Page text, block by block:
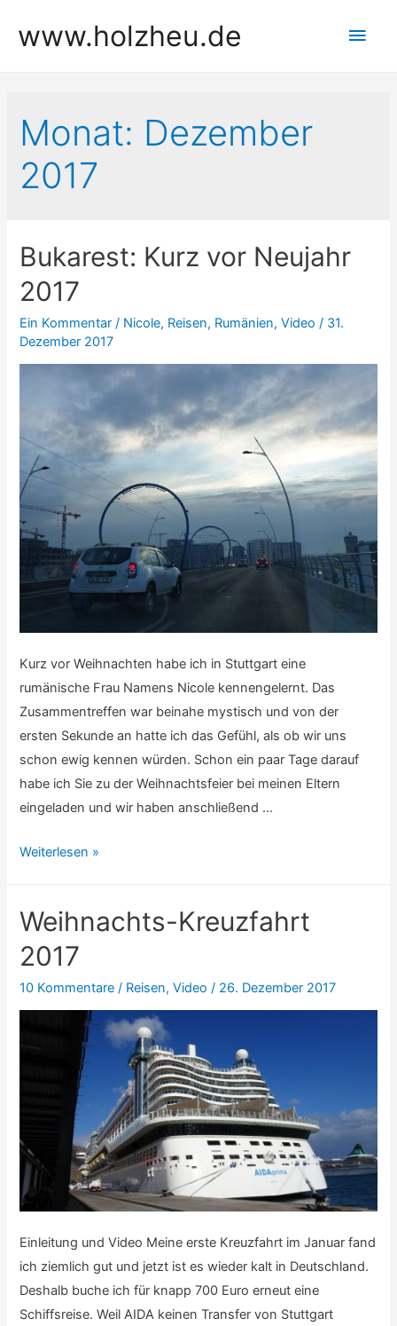
Inhaltwww.holzheu.de
Monat: Dezember
2017
Bukarest: Kurz vor Neujahr
2017
Ein Kommentar / Nicole, Reisen, Rumänien,Video / 31.
Dezember 2017
Kurz vor Weihnachten habe ich in Stuttgart eine
rumänische Frau Namens Nicole kennengelernt. Das
Zusammentreffen war beinahe mystisch und von der
ersten Sekunde an hatte ich das Gefühl, als ob wir uns
schon ewig kennen würden. Schon ein paar Tage darauf
habe ich Sie zu der Weihnachtsfeier bei meinen Eltern
eingeladen und wir haben anschließend …
Bukarest:
Neujahr
2017
Weiterlesen »
Weihnachts-Kreuzfahrt
2017
10 Kommentare / Reisen,Video / 26. Dezember 2017
Einleitung und Video Meine erste Kreuzfahrt im Januar fand
ich ziemlich gut und jetzt ist es wieder kalt in Deutschland.
Deshalb buche ich für knapp 700 Euro erneut eine
Schiffsreise. Weil AIDA keinen Transfer von Stuttgart